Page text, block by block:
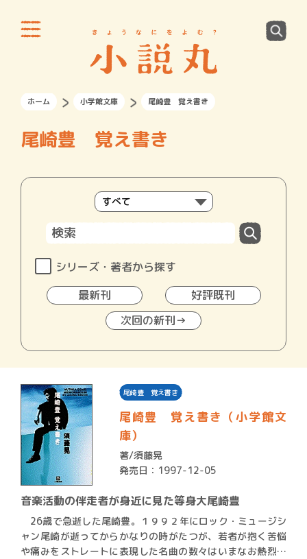
ホーム 小学館文庫 尾崎豊 覚え書き
尾崎豊 覚え書き
シリーズ・著者から探す
最新刊
好評既刊
次回の新刊→
尾崎豊 覚え書き
尾崎豊 覚え書き（小学館文
庫）
著/須藤晃
発売日：1997-12-05
音楽活動の伴走者が身近に見た等身大尾崎豊
26歳で急逝した尾崎豊。１９９２年にロック・ミュージシ
ャン尾崎が逝ってからかなりの時がたつが、若者が抱く苦悩
や痛みをストレートに表現した名曲の数々はいまなお熱烈な